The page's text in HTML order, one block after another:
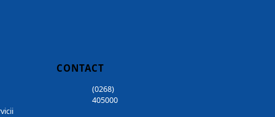
CONTACT
(0268)
405000